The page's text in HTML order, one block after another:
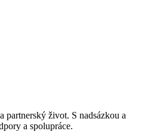
partnerský život. S nadsázkou a
a spolupráce.